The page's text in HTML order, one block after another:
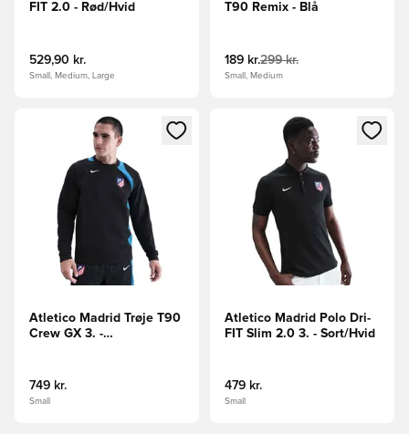
FIT 2.0 - Rød/Hvid
529,90 kr.
Small, Medium, Large
T90 Remix - Blå
189 kr.299 kr.
Small, Medium
Åbner en Modal til at logge ind eller tilmelde dig som
Atletico Madrid Trøje T90
Crew GX 3. -
749 kr.
Small
Åbner en Modal til at logge
Atletico Madrid Polo Dri-
FIT Slim 2.0 3. - Sort/Hvid
479 kr.
Small